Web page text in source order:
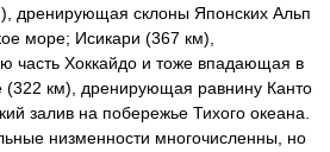
дренирующая склоны Японских Альп
море; Исикари (367 км),
часть Хоккайдо и тоже впадающая в
(322 км), дренирующая равнину Канто
залив на побережье Тихого океана.
низменности многочисленны, но